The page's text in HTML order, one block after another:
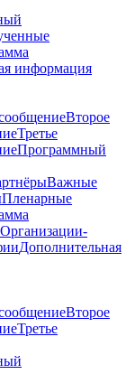
информация
Второе
Третье
Программный
Важные
Пленарные
Организации-
Дополнительная
Второе
Третье